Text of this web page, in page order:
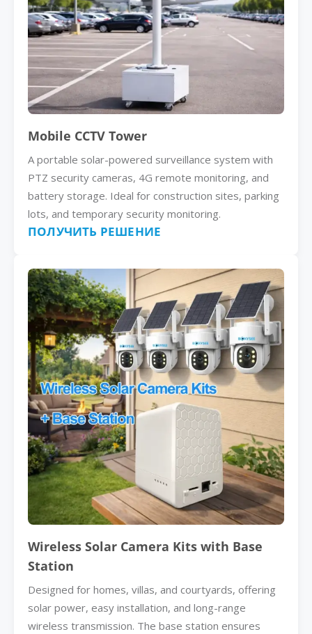
Mobile CCTV Tower
A portable solar-powered surveillance system with
PTZ security cameras, 4G remote monitoring, and
battery storage. Ideal for construction sites, parking
lots, and temporary security monitoring.
ПОЛУЧИТЬ РЕШЕНИЕ
Wireless Solar Camera Kits with Base
Station
Designed for homes, villas, and courtyards, offering
solar power, easy installation, and long-range
wireless transmission. The base station ensures